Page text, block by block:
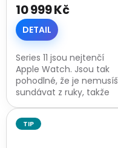
10 999 Kč
DETAIL
Series 11 jsou nejtenčí
Apple Watch. Jsou tak
pohodlné, že je nemusíš
sundávat z ruky, takže
sledují i v době, kdy spíš.
Baterie má ohromnou
TIP